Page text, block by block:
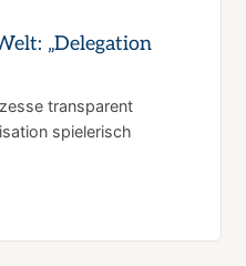
„Delegation
transparent
spielerisch